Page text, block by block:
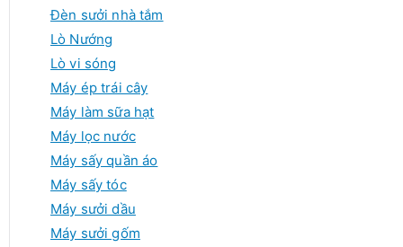
Đèn sưởi nhà tắm
Lò Nướng
Lò vi sóng
Máy ép trái cây
Máy làm sữa hạt
Máy lọc nước
Máy sấy quần áo
Máy sấy tóc
Máy sưởi dầu
Máy sưởi gốm